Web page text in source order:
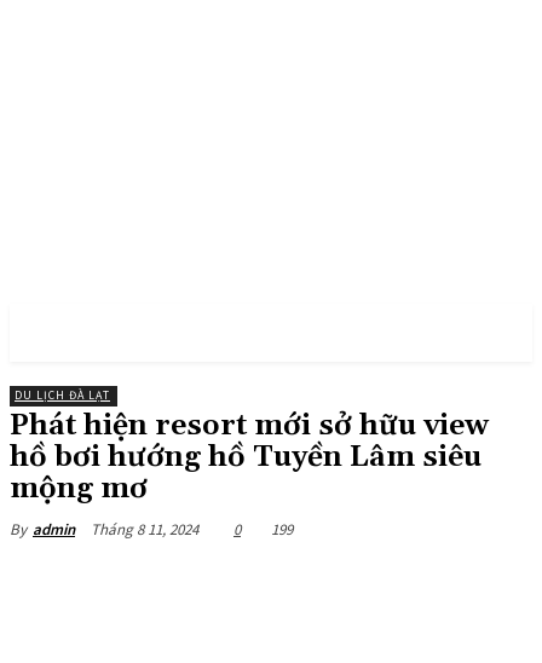
DU LỊCH ĐÀ LẠT
Phát hiện resort mới sở hữu view
hồ bơi hướng hồ Tuyền Lâm siêu
mộng mơ
By admin Tháng 8 11, 2024 0 199